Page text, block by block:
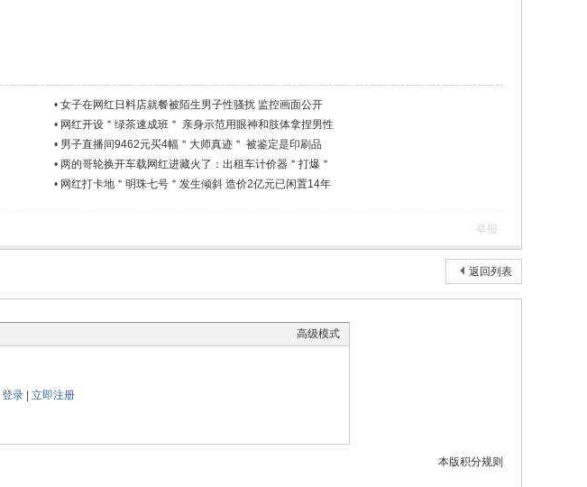
• 女子在网红日料店就餐被陌生男子性骚扰 监控画面公开
• 网红开设＂绿茶速成班＂ 亲身示范用眼神和肢体拿捏男性
• 男子直播间9462元买4幅＂大师真迹＂ 被鉴定是印刷品
• 两的哥轮换开车载网红进藏火了：出租车计价器＂打爆＂
• 网红打卡地＂明珠七号＂发生倾斜 造价2亿元已闲置14年
举报
返回列表
高级模式
登录| 立即注册
本版积分规则